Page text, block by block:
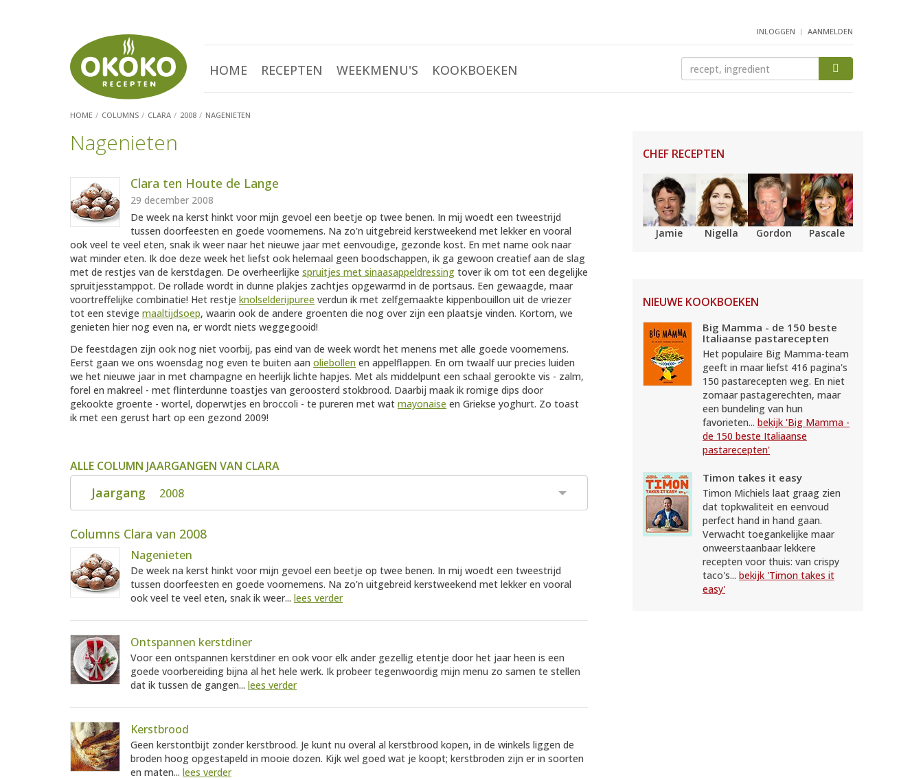
INLOGGEN AANMELDEN
HOME RECEPTEN WEEKMENU'S KOOKBOEKEN
HOME COLUMNS CLARA 2008 NAGENIETEN
Nagenieten
Clara ten Houte de Lange
29 december 2008
De week na kerst hinkt voor mijn gevoel een beetje op twee benen. In mij woedt een tweestrijd
tussen doorfeesten en goede voornemens. Na zo'n uitgebreid kerstweekend met lekker en vooral
ook veel te veel eten, snak ik weer naar het nieuwe jaar met eenvoudige, gezonde kost. En met name ook naar
wat minder eten. Ik doe deze week het liefst ook helemaal geen boodschappen, ik ga gewoon creatief aan de slag
met de restjes van de kerstdagen. De overheerlijke spruitjes met sinaasappeldressing tover ik om tot een degelijke
spruitjesstamppot. De rollade wordt in dunne plakjes zachtjes opgewarmd in de portsaus. Een gewaagde, maar
voortreffelijke combinatie! Het restje knolselderijpuree verdun ik met zelfgemaakte kippenbouillon uit de vriezer
tot een stevige maaltijdsoep, waarin ook de andere groenten die nog over zijn een plaatsje vinden. Kortom, we
genieten hier nog even na, er wordt niets weggegooid!
De feestdagen zijn ook nog niet voorbij, pas eind van de week wordt het menens met alle goede voornemens.
Eerst gaan we ons woensdag nog even te buiten aan oliebollen en appelflappen. En om twaalf uur precies luiden
we het nieuwe jaar in met champagne en heerlijk lichte hapjes. Met als middelpunt een schaal gerookte vis - zalm,
forel en makreel - met flinterdunne toastjes van geroosterd stokbrood. Daarbij maak ik romige dips door
gekookte groente - wortel, doperwtjes en broccoli - te pureren met wat mayonaise en Griekse yoghurt. Zo toast
ik met een gerust hart op een gezond 2009!
ALLE COLUMN JAARGANGEN VAN CLARA
Jaargang 2008
Columns Clara van 2008
Nagenieten
De week na kerst hinkt voor mijn gevoel een beetje op twee benen. In mij woedt een tweestrijd
tussen doorfeesten en goede voornemens. Na zo'n uitgebreid kerstweekend met lekker en vooral
ook veel te veel eten, snak ik weer... lees verder
Ontspannen kerstdiner
Voor een ontspannen kerstdiner en ook voor elk ander gezellig etentje door het jaar heen is een
goede voorbereiding bijna al het hele werk. Ik probeer tegenwoordig mijn menu zo samen te stellen
dat ik tussen de gangen... lees verder
Kerstbrood
Geen kerstontbijt zonder kerstbrood. Je kunt nu overal al kerstbrood kopen, in de winkels liggen de
broden hoog opgestapeld in mooie dozen. Kijk wel goed wat je koopt; kerstbroden zijn er in soorten
en maten... lees verder
CHEF RECEPTEN
Jamie Nigella Gordon Pascale
NIEUWE KOOKBOEKEN
Big Mamma - de 150 beste
Italiaanse pastarecepten
Het populaire Big Mamma-team
geeft in maar liefst 416 pagina's
150 pastarecepten weg. En niet
zomaar pastagerechten, maar
een bundeling van hun
favorieten... bekijk 'Big Mamma -
de 150 beste Italiaanse
pastarecepten'
Timon takes it easy
Timon Michiels laat graag zien
dat topkwaliteit en eenvoud
perfect hand in hand gaan.
Verwacht toegankelijke maar
onweerstaanbaar lekkere
recepten voor thuis: van crispy
taco's... bekijk 'Timon takes it
easy'